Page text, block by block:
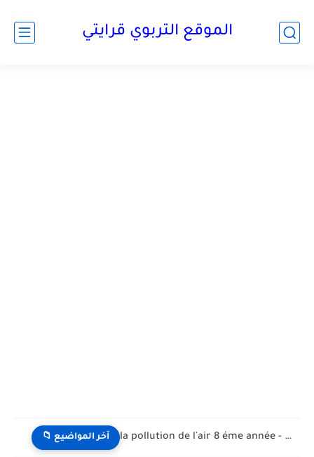
الموقع التربوي قرايتي
📁 آخر المواضيع la pollution de l'air 8 éme année - تلوث الهواء...